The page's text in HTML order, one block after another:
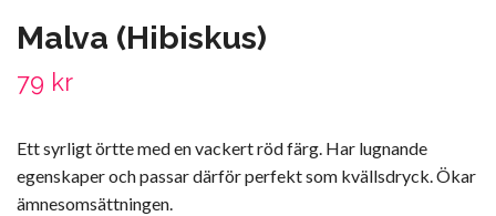
Malva (Hibiskus)
79 kr
Ett syrligt örtte med en vackert röd färg. Har lugnande
egenskaper och passar därför perfekt som kvällsdryck. Ökar
ämnesomsättningen.